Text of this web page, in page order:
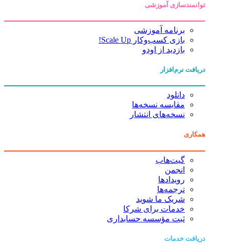
توانمندسازی آموزشی
برنامه آموزشی
بازی کسب‌وکار Scale Up!
بازدید از اودو
دریافت نرم‌افزار
دانلود
مقایسه نسخه‌ها
نسخه‌های انتشار
همکاری
گیت‌هاب
انجمن
رویدادها
ترجمه‌ها
شریک ما شوید
خدمات برای شرکا
ثبت مؤسسه حسابداری
دریافت خدمات